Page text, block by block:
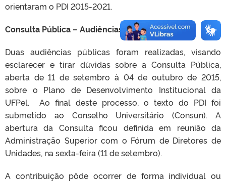
orientaram o PDI 2015-2021.
Consulta Pública – Audiências Públicas
Duas audiências públicas foram realizadas, visando
esclarecer e tirar dúvidas sobre a Consulta Pública,
aberta de 11 de setembro à 04 de outubro de 2015,
sobre o Plano de Desenvolvimento Institucional da
UFPel. Ao final deste processo, o texto do PDI foi
submetido ao Conselho Universitário (Consun). A
abertura da Consulta ficou definida em reunião da
Administração Superior com o Fórum de Diretores de
Unidades, na sexta-feira (11 de setembro).
A contribuição pôde ocorrer de forma individual ou